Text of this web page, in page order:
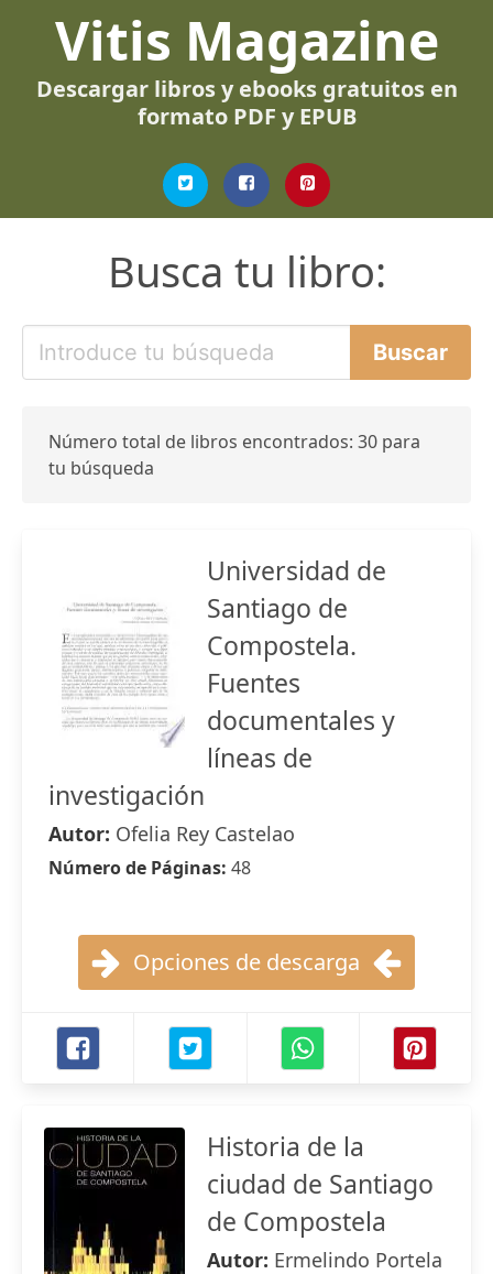
Vitis Magazine
Descargar libros y ebooks gratuitos en
formato PDF y EPUB
Busca tu libro:
Número total de libros encontrados: 30 para
tu búsqueda
Universidad de
Santiago de
Compostela.
Fuentes
documentales y
líneas de
investigación
Autor: Ofelia Rey Castelao
Número de Páginas: 48
Opciones de descarga
Historia de la
ciudad de Santiago
de Compostela
Autor: Ermelindo Portela